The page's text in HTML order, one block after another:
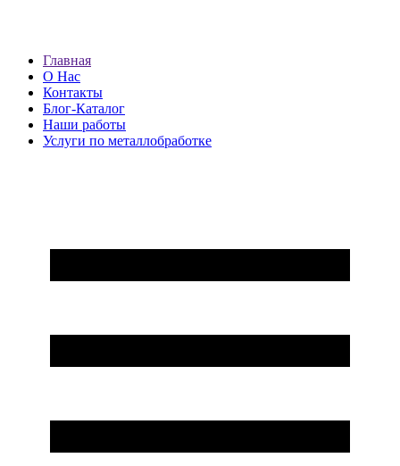
Главная
О Нас
Контакты
Блог-Каталог
Наши работы
Услуги по металлобработке